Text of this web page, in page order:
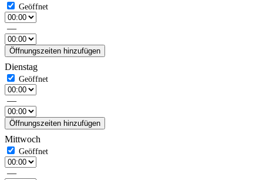
—
Öffnungszeiten hinzufügen
Dienstag
—
Öffnungszeiten hinzufügen
Mittwoch
—